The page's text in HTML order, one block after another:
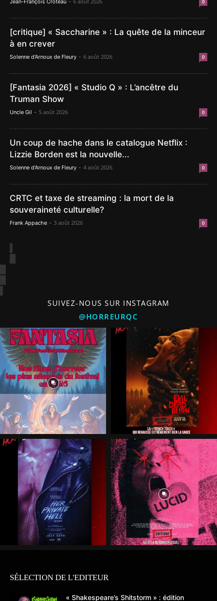
[critique] « Saccharine » : La quête de la minceur
à en crever
Solenne d'Arnoux de Fleury - 6 août 2026 0
[Fantasia 2026] « Studio Q » : L’ancêtre du
Truman Show
Uncle Gil - 5 août 2026 0
Un coup de hache dans le catalogue Netflix :
Lizzie Borden est la nouvelle...
Solenne d'Arnoux de Fleury - 4 août 2026 0
CRTC et taxe de streaming : la mort de la
souveraineté culturelle?
Frank Appache - 3 août 2026 0
SUIVEZ-NOUS SUR INSTAGRAM
@HORREURQC
SÉLECTION DE L'EDITEUR
« Shakespeare’s Shitstorm » : édition